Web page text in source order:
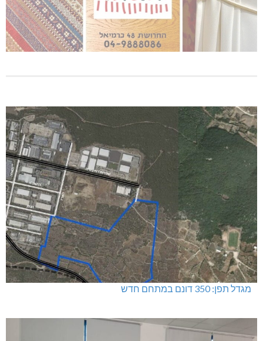
מגדל תפן: 350 דונם במתחם חדש